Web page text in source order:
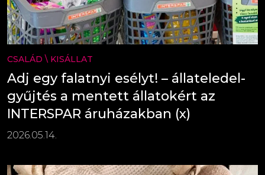
CSALÁD \ KISÁLLAT
Adj egy falatnyi esélyt! – állateledel-
gyűjtés a mentett állatokért az
INTERSPAR áruházakban (x)
2026.05.14.